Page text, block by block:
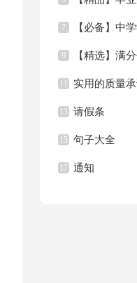
专业求职信汇编
7 【必备】中
生检讨书4篇
9 【精选】满
文400字九篇
11 实用的质量
书模板汇总六篇
13 请假条
15 句子大全
17 通知